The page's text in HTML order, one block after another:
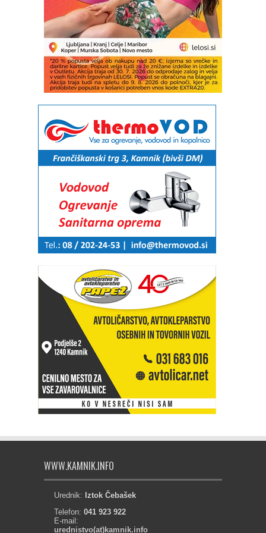
WWW.KAMNIK.INFO
Urednik: Iztok Čebašek
Telefon: 041 923 922
E-mail:
urednistvo(at)kamnik.info